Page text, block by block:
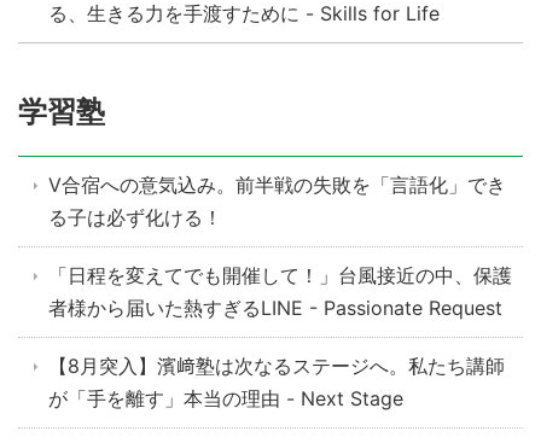
る、生きる力を手渡すために - Skills for Life
学習塾
V合宿への意気込み。前半戦の失敗を「言語化」でき
る子は必ず化ける！
「日程を変えてでも開催して！」台風接近の中、保護
者様から届いた熱すぎるLINE - Passionate Request
【8月突入】濱﨑塾は次なるステージへ。私たち講師
が「手を離す」本当の理由 - Next Stage